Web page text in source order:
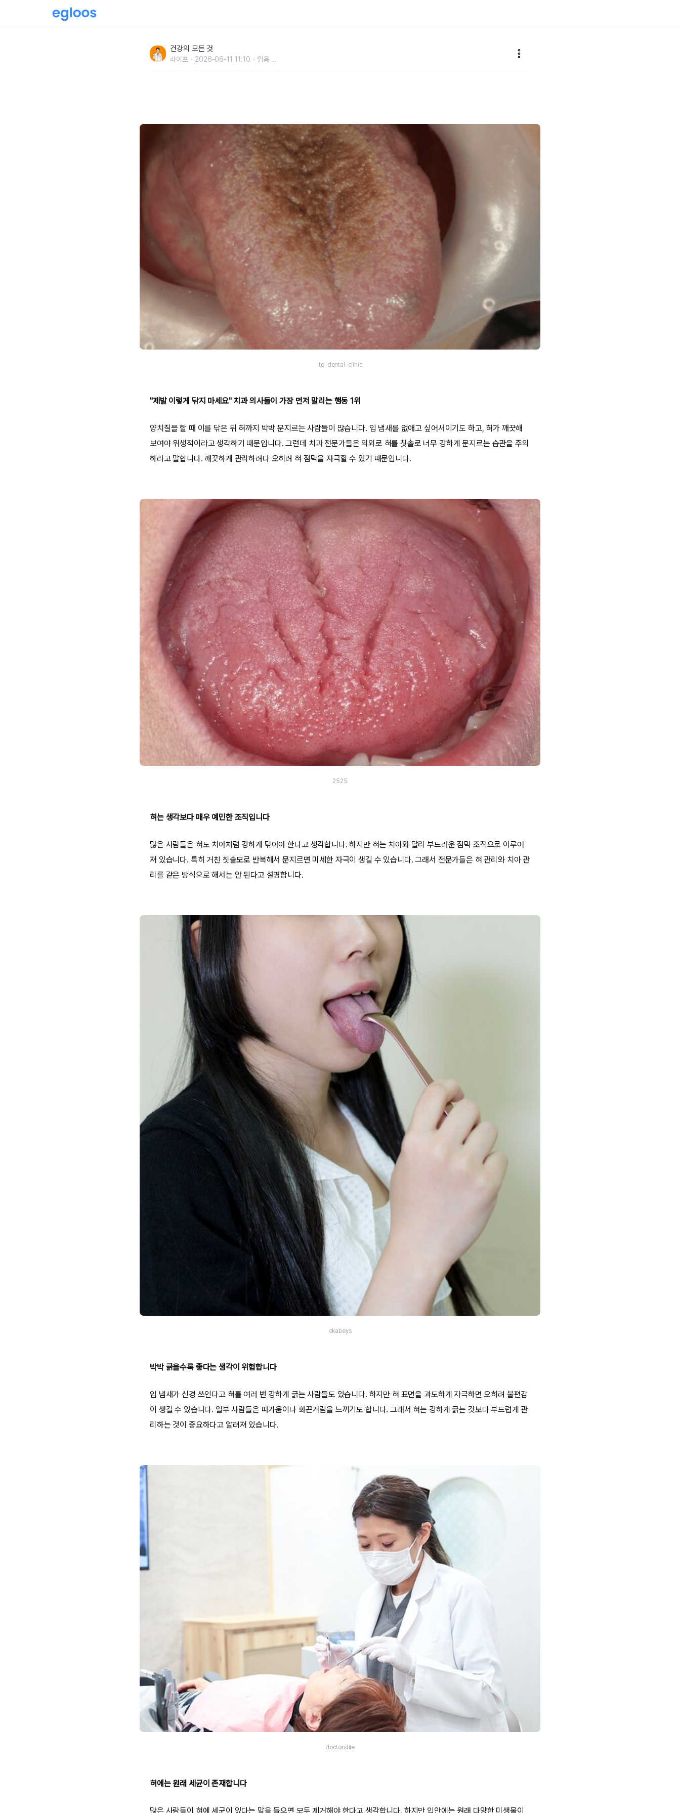
건강의 모든 것
라이프 2026-06-11 11:10 읽음 ...
ito-dental-clinic
"제발 이렇게 닦지 마세요" 치과 의사들이 가장 먼저 말리는 행동 1위
양치질을 할 때 이를 닦은 뒤 혀까지 박박 문지르는 사람들이 많습니다. 입 냄새를 없애고 싶어서이기도 하고, 혀가 깨끗해
보여야 위생적이라고 생각하기 때문입니다. 그런데 치과 전문가들은 의외로 혀를 칫솔로 너무 강하게 문지르는 습관을 주의
하라고 말합니다. 깨끗하게 관리하려다 오히려 혀 점막을 자극할 수 있기 때문입니다.
2525
혀는 생각보다 매우 예민한 조직입니다
많은 사람들은 혀도 치아처럼 강하게 닦아야 한다고 생각합니다. 하지만 혀는 치아와 달리 부드러운 점막 조직으로 이루어
져 있습니다. 특히 거친 칫솔모로 반복해서 문지르면 미세한 자극이 생길 수 있습니다. 그래서 전문가들은 혀 관리와 치아 관
리를 같은 방식으로 해서는 안 된다고 설명합니다.
okabeys
박박 긁을수록 좋다는 생각이 위험합니다
입 냄새가 신경 쓰인다고 혀를 여러 번 강하게 긁는 사람들도 있습니다. 하지만 혀 표면을 과도하게 자극하면 오히려 불편감
이 생길 수 있습니다. 일부 사람들은 따가움이나 화끈거림을 느끼기도 합니다. 그래서 혀는 강하게 긁는 것보다 부드럽게 관
리하는 것이 중요하다고 알려져 있습니다.
doctorsfile
혀에는 원래 세균이 존재합니다
많은 사람들이 혀에 세균이 있다는 말을 들으면 모두 제거해야 한다고 생각합니다. 하지만 입안에는 원래 다양한 미생물이